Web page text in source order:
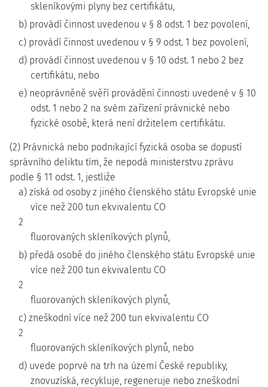
skleníkovými plyny bez certifikátu,
b) provádí činnost uvedenou v § 8 odst. 1 bez povolení,
c) provádí činnost uvedenou v § 9 odst. 1 bez povolení,
d) provádí činnost uvedenou v § 10 odst. 1 nebo 2 bez
certifikátu, nebo
e) neoprávněně svěří provádění činnosti uvedené v § 10
odst. 1 nebo 2 na svém zařízení právnické nebo
fyzické osobě, která není držitelem certifikátu.
(2) Právnická nebo podnikající fyzická osoba se dopustí
správního deliktu tím, že nepodá ministerstvu zprávu
podle § 11 odst. 1, jestliže
a) získá od osoby z jiného členského státu Evropské unie
více než 200 tun ekvivalentu CO
2
fluorovaných skleníkových plynů,
b) předá osobě do jiného členského státu Evropské unie
více než 200 tun ekvivalentu CO
2
fluorovaných skleníkových plynů,
c) zneškodní více než 200 tun ekvivalentu CO
2
fluorovaných skleníkových plynů, nebo
d) uvede poprvé na trh na území České republiky,
znovuzíská, recykluje, regeneruje nebo zneškodní